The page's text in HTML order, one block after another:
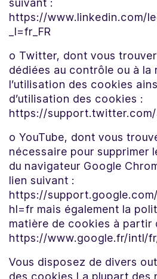
suivant :
https://www.linkedin.com/
_l=fr_FR
o Twitter, dont vous
dédiées au contrôle ou à
l’utilisation des cookies
d’utilisation des cookies :
https://
o YouTube, dont vous
nécessaire pour supprimer
du navigateur Google
lien suivant :
https://
hl=fr mais également la
matière de cookies à partir
https://www.google.fr/intl/
Vous disposez de divers
des cookies La plupart des